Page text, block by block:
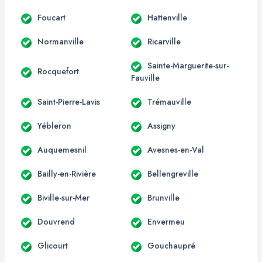
Foucart Hattenville
Normanville Ricarville
Rocquefort
Sainte-Marguerite-sur-
Fauville
Saint-Pierre-Lavis Trémauville
Yébleron Assigny
Auquemesnil Avesnes-en-Val
Bailly-en-Rivière Bellengreville
Biville-sur-Mer Brunville
Douvrend Envermeu
Glicourt Gouchaupré